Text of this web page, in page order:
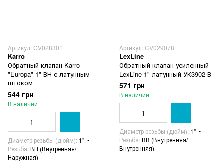
Артикул: CV028301
Karro
Обратный клапан Karro
"Europa" 1" ВН с латунным
штоком
544 грн
В наличии
Диаметр резьбы (дюйм) 1"
Резьба ВН (Внутренняя/
Наружная)
Артикул: CV029078
LexLine
Обратный клапан усиленный
LexLine 1" латунный УК3902-В
571 грн
В наличии
Диаметр резьбы (дюйм) 1"
Резьба ВВ (Внутренняя/
Внутренняя)